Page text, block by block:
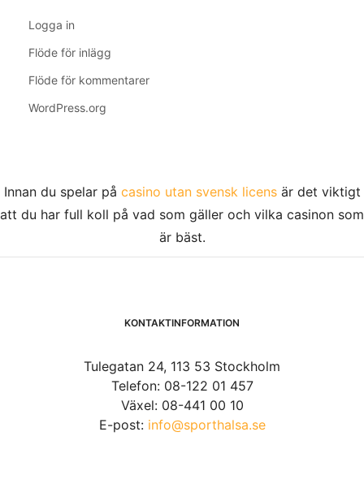
Logga in
Flöde för inlägg
Flöde för kommentarer
WordPress.org
Innan du spelar på casino utan svensk licensär det viktigt
att du har full koll på vad som gäller och vilka casinon som
är bäst.
KONTAKTINFORMATION
Tulegatan 24, 113 53 Stockholm
Telefon: 08-122 01 457
Växel: 08-441 00 10
E-post: info@sporthalsa.se